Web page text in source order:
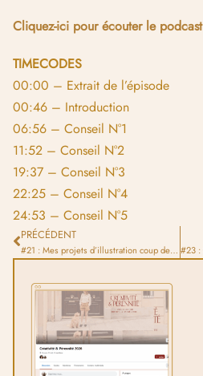
Cliquez-ici pour écouter le podcast
TIMECODES
00:00 – Extrait de l’épisode
00:46 – Introduction
06:56 – Conseil N°1
11:52 – Conseil N°2
19:37 – Conseil N°3
22:25 – Conseil N°4
24:53 – Conseil N°5
PRÉCÉDENT
#21 : Mes projets d’illustration coup de coeur